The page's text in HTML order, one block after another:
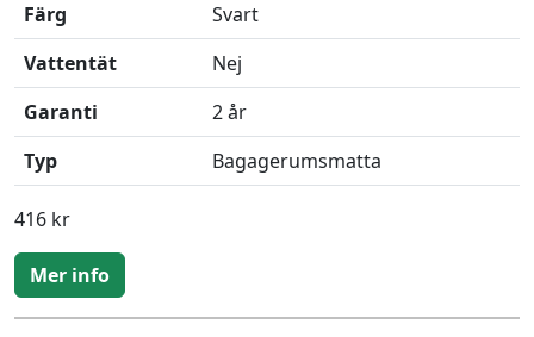
Färg
Svart
Vattentät
Nej
Garanti
2 år
Typ
Bagagerumsmatta
416 kr
Mer info